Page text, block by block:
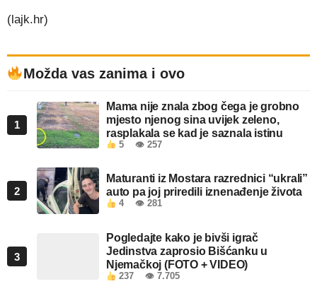
(lajk.hr)
Možda vas zanima i ovo
1
Mama nije znala zbog čega je grobno
mjesto njenog sina uvijek zeleno,
rasplakala se kad je saznala istinu
5 👁 257
2
Maturanti iz Mostara razrednici “ukrali”
auto pa joj priredili iznenađenje života
4 👁 281
3
Pogledajte kako je bivši igrač
Jedinstva zaprosio Bišćanku u
Njemačkoj (FOTO + VIDEO)
237 👁 7.705